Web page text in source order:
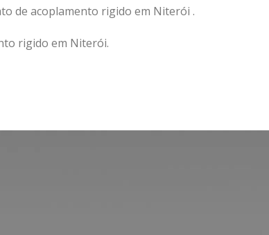
de acoplamento rigido em Niterói .
rigido em Niterói.